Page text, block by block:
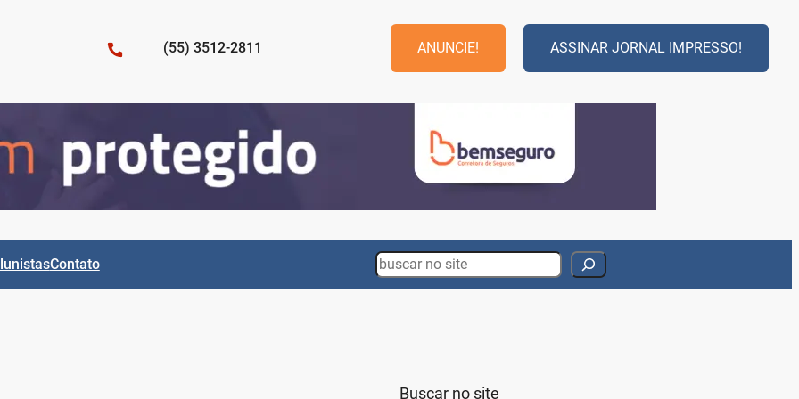
(55) 3512-2811 ANUNCIE! ASSINAR JORNAL IMPRESSO!
Contato Search
Buscar no site